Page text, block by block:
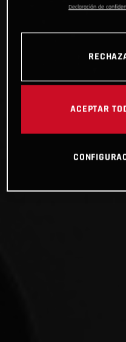
Declaración de
ACEPTAR